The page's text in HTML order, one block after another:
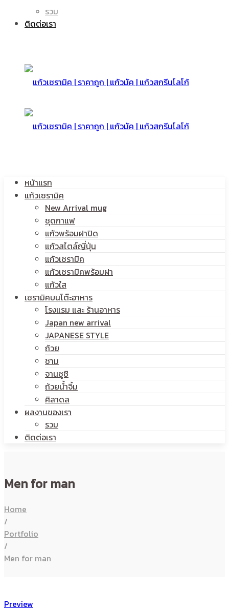
แก้ว
สกรีน
|
แก้ว
สกรีน
รวม
ติดต่อเรา
หน้าแรก
แก้วเซรามิค
New Arrival mug
ชุดกาแฟ
แก้วพร้อมฝาปิด
แก้วสไตล์ญี่ปุ่น
แก้วเซรามิค
แก้วเซรามิคพร้อมฝา
แก้วใส
เซรามิคบนโต๊ะอาหาร
โรงแรม และ ร้านอาหาร
Japan new arrival
JAPANESE STYLE
ถ้วย
ชาม
จานซูชิ
ถ้วยน้ำจิ้ม
ศิลาดล
ผลงานของเรา
รวม
ติดต่อเรา
Men for man
Home
/
Portfolio
/
Men for man
Preview